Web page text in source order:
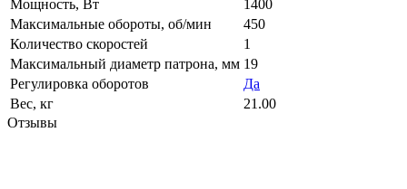
Мощность, Вт
1400
Максимальные обороты, об/мин
450
Количество скоростей
1
Максимальный диаметр патрона, мм 19
Регулировка оборотов
Да
Вес, кг
21.00
Отзывы